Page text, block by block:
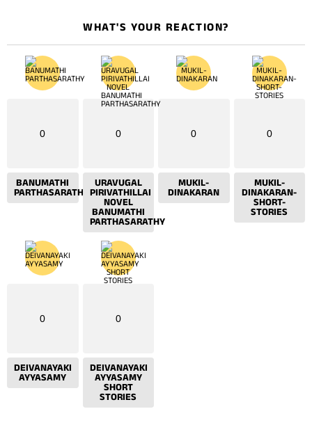
WHAT'S YOUR REACTION?
0
BANUMATHI
PARTHASARATHY
0
URAVUGAL
PIRIVATHILLAI
NOVEL
BANUMATHI
PARTHASARATHY
0
MUKIL-
DINAKARAN
0
MUKIL-
DINAKARAN-
SHORT-
STORIES
0
DEIVANAYAKI
AYYASAMY
0
DEIVANAYAKI
AYYASAMY
SHORT
STORIES